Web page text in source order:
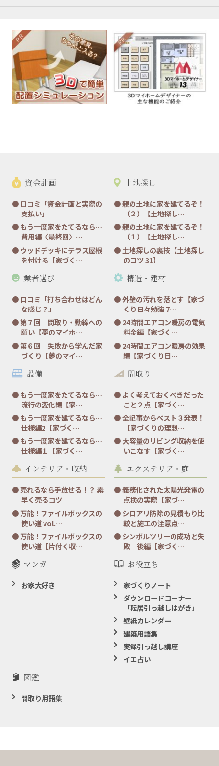
資金計画
口コミ「資金計画と実際の
支払い」
もう一度家をたてるなら…
費用編〈最終回〉…
ウッドデッキにテラス屋根
を付ける【家づく…
土地探し
親の土地に家を建てるぞ！
（２）【土地探し…
親の土地に家を建てるぞ！
（１）【土地探し…
土地探しの裏技【土地探し
のコツ 31】
業者選び
口コミ「打ち合わせはどん
な感じ？」
第７回 間取り・動線への
願い【夢のマイホ…
第６回 失敗から学んだ家
づくり【夢のマイ…
構造・建材
外壁の汚れを落とす【家づ
くり日々勉強 7…
24時間エアコン暖房の電気
料金編【家づく…
24時間エアコン暖房の効果
編【家づくり日…
設備
もう一度家をたてるなら…
流行の変化編【家…
もう一度家を建てるなら…
仕様編2【家づく…
もう一度家を建てるなら…
仕様編１【家づく…
間取り
よく考えておくべきだった
こと２点【家づく…
全記事からベスト３発表！
【家づくりの理想…
大容量のリビング収納を使
いこなす【家づく…
インテリア・収納
売れるなら手放せる！？ 素
早く売るコツ
万能！ファイルボックスの
使い道 vol.…
万能！ファイルボックスの
使い道【片付く収…
エクステリア・庭
義務化された太陽光発電の
点検の実際【家づ…
シロアリ防除の見積もり比
較と施工の注意点…
シンボルツリーの成功と失
敗 後編【家づく…
マンガ
お家大好き
お役立ち
家づくりノート
ダウンロードコーナー
「転居引っ越しはがき」
壁紙カレンダー
建築用語集
実録引っ越し講座
イエ占い
図鑑
間取り用語集